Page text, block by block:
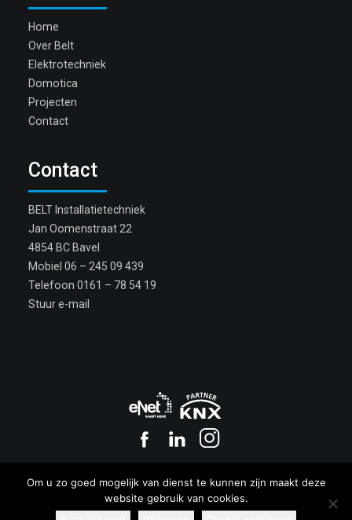
Home
Over Belt
Elektrotechniek
Domotica
Projecten
Contact
Contact
BELT Installatietechniek
Jan Oomenstraat 22
4854 BC Bavel
Mobiel 06 – 245 09 439
Telefoon 0161 – 78 54 19
Stuur e-mail
Privacy|Cookies
Om u zo goed mogelijk van dienst te kunnen zijn maakt deze
website gebruik van cookies.